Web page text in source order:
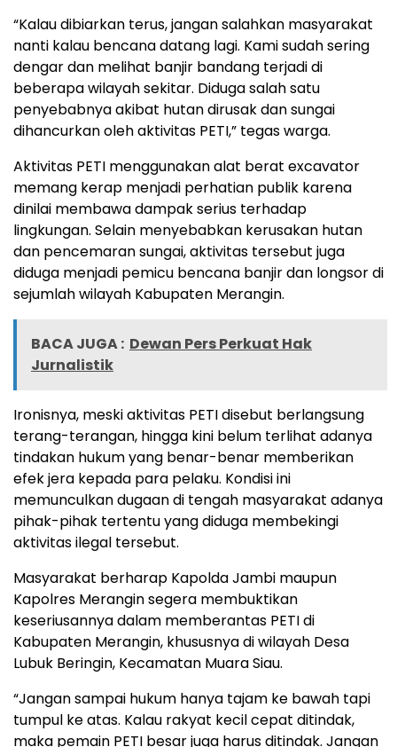
“Kalau dibiarkan terus, jangan salahkan masyarakat
nanti kalau bencana datang lagi. Kami sudah sering
dengar dan melihat banjir bandang terjadi di
beberapa wilayah sekitar. Diduga salah satu
penyebabnya akibat hutan dirusak dan sungai
dihancurkan oleh aktivitas PETI,” tegas warga.
Aktivitas PETI menggunakan alat berat excavator
memang kerap menjadi perhatian publik karena
dinilai membawa dampak serius terhadap
lingkungan. Selain menyebabkan kerusakan hutan
dan pencemaran sungai, aktivitas tersebut juga
diduga menjadi pemicu bencana banjir dan longsor di
sejumlah wilayah Kabupaten Merangin.
BACA JUGA : Dewan Pers Perkuat Hak
Jurnalistik
Ironisnya, meski aktivitas PETI disebut berlangsung
terang-terangan, hingga kini belum terlihat adanya
tindakan hukum yang benar-benar memberikan
efek jera kepada para pelaku. Kondisi ini
memunculkan dugaan di tengah masyarakat adanya
pihak-pihak tertentu yang diduga membekingi
aktivitas ilegal tersebut.
Masyarakat berharap Kapolda Jambi maupun
Kapolres Merangin segera membuktikan
keseriusannya dalam memberantas PETI di
Kabupaten Merangin, khususnya di wilayah Desa
Lubuk Beringin, Kecamatan Muara Siau.
“Jangan sampai hukum hanya tajam ke bawah tapi
tumpul ke atas. Kalau rakyat kecil cepat ditindak,
maka pemain PETI besar juga harus ditindak. Jangan